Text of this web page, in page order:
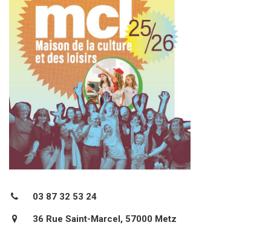
03 87 32 53 24
36 Rue Saint-Marcel, 57000 Metz